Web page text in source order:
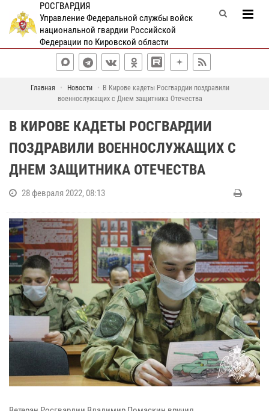
РОСГВАРДИЯ
Управление Федеральной службы войск
национальной гвардии Российской
Федерации по Кировской области
Главная Новости
В Кирове кадеты Росгвардии поздравили
военнослужащих с Днем защитника Отечества
В КИРОВЕ КАДЕТЫ РОСГВАРДИИ
ПОЗДРАВИЛИ ВОЕННОСЛУЖАЩИХ С
ДНЕМ ЗАЩИТНИКА ОТЕЧЕСТВА
28 февраля 2022, 08:13